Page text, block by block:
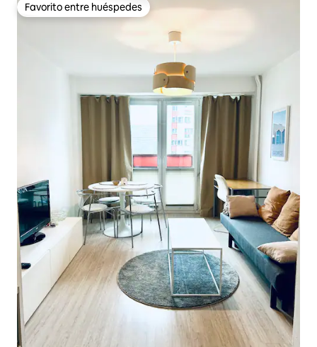
Favorito entre huéspedes
Favorito entre huéspedes